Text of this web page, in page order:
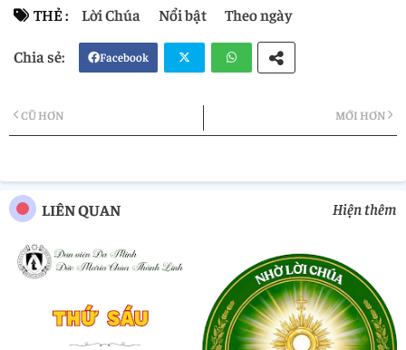
THẺ : Lời Chúa Nổi bật Theo ngày
Facebook
MỚI HƠN
CŨ HƠN
LIÊN QUAN Hiện thêm